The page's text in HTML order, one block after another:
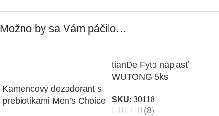
Možno by sa Vám páčilo…
Kamencový dezodorant s
prebiotikami Men’s Choice
tianDe Fyto náplasť
WUTONG 5ks
SKU: 30118
(8)